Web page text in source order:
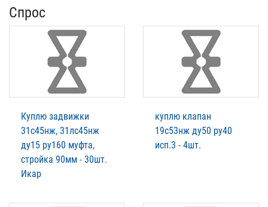
Спрос
Куплю задвижки
31с45нж, 31лс45нж
ду15 ру160 муфта,
стройка 90мм - 30шт.
Икар
куплю клапан
19с53нж ду50 ру40
исп.3 - 4шт.